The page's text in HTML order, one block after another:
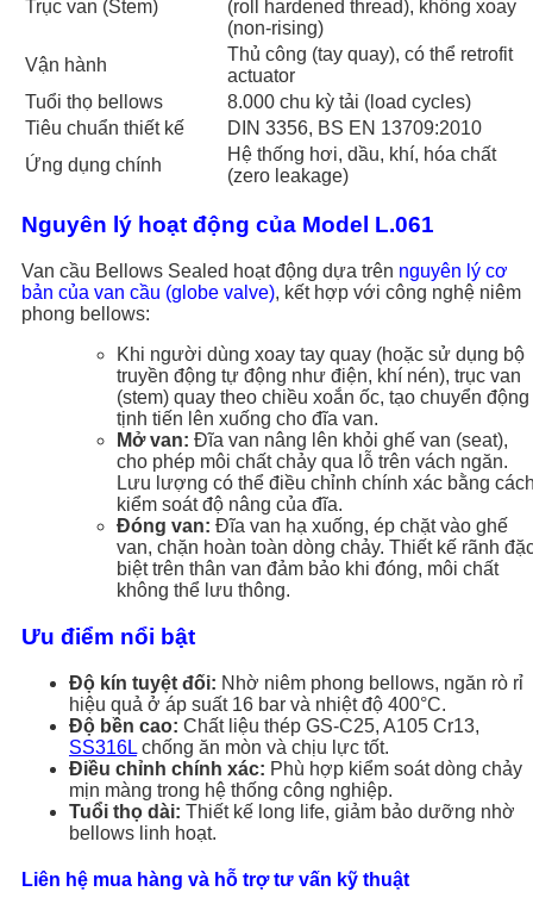
Trục van (Stem)
(roll hardened thread), không xoay
(non-rising)
Vận hành
Thủ công (tay quay), có thể retrofit
actuator
Tuổi thọ bellows
8.000 chu kỳ tải (load cycles)
Tiêu chuẩn thiết kế
DIN 3356, BS EN 13709:2010
Ứng dụng chính
Hệ thống hơi, dầu, khí, hóa chất
(zero leakage)
Nguyên lý hoạt động của Model L.061
Van cầu Bellows Sealed hoạt động dựa trên nguyên lý cơ
bản của van cầu (globe valve), kết hợp với công nghệ niêm
phong bellows:
Khi người dùng xoay tay quay (hoặc sử dụng bộ
truyền động tự động như điện, khí nén), trục van
(stem) quay theo chiều xoắn ốc, tạo chuyển động
tịnh tiến lên xuống cho đĩa van.
Mở van: Đĩa van nâng lên khỏi ghế van (seat),
cho phép môi chất chảy qua lỗ trên vách ngăn.
Lưu lượng có thể điều chỉnh chính xác bằng
kiểm soát độ nâng của đĩa.
Đóng van: Đĩa van hạ xuống, ép chặt vào ghế
van, chặn hoàn toàn dòng chảy. Thiết kế rãnh
biệt trên thân van đảm bảo khi đóng, môi chất
không thể lưu thông.
Ưu điểm nổi bật
Độ kín tuyệt đối: Nhờ niêm phong bellows, ngăn rò rỉ
hiệu quả ở áp suất 16 bar và nhiệt độ 400°C.
Độ bền cao: Chất liệu thép GS-C25, A105 Cr13,
SS316L chống ăn mòn và chịu lực tốt.
Điều chỉnh chính xác: Phù hợp kiểm soát dòng chảy
mịn màng trong hệ thống công nghiệp.
Tuổi thọ dài: Thiết kế long life, giảm bảo dưỡng nhờ
bellows linh hoạt.
Liên hệ mua hàng và hỗ trợ tư vấn kỹ thuật